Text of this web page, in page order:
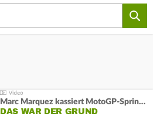
Marc Marquez kassiert MotoGP-Sprint-Schlappe:
DAS WAR DER GRUND